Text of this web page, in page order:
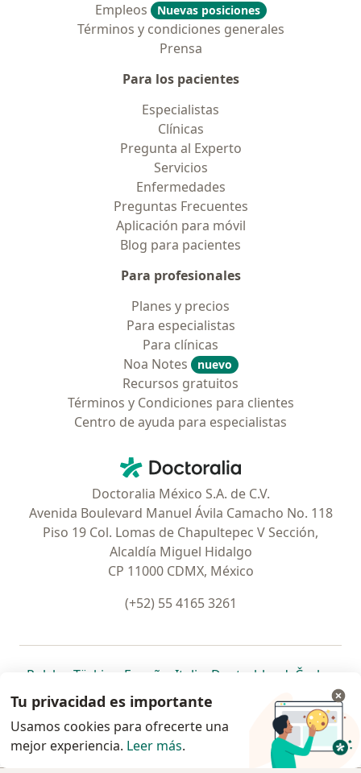
Empleos
Nuevas posiciones
Términos y condiciones generales
Prensa
Para los pacientes
Especialistas
Clínicas
Pregunta al Experto
Servicios
Enfermedades
Preguntas Frecuentes
Aplicación para móvil
Blog para pacientes
Para profesionales
Planes y precios
Para especialistas
Para clínicas
Noa Notes
nuevo
Recursos gratuitos
Términos y Condiciones para clientes
Centro de ayuda para especialistas
Doctoralia - Página de inicio
Doctoralia México S.A. de C.V.
Avenida Boulevard Manuel Ávila Camacho No. 118
Piso 19 Col. Lomas de Chapultepec V Sección,
Alcaldía Miguel Hidalgo
CP 11000 CDMX, México
(+52) 55 4165 3261
Polska se abre en una nueva pestaña
Türkiye se abre en una nueva pestaña
España se abre en una nueva pestaña
Italia se abre en una nueva
Deutschlandse abre en
Česko
Portugal
se abre en una nueva pestaña
México se abre en una nueva pestaña
Chile se abre en una nueva pestaña
Brasil se abre en una nueva
se abre en
se
se abre en una nueva
www.doctoralia.com.mx © 2026 - Encuentra tu
Tu privacidad es importante
Usamos cookies para ofrecerte una
mejor experiencia. Leer más.